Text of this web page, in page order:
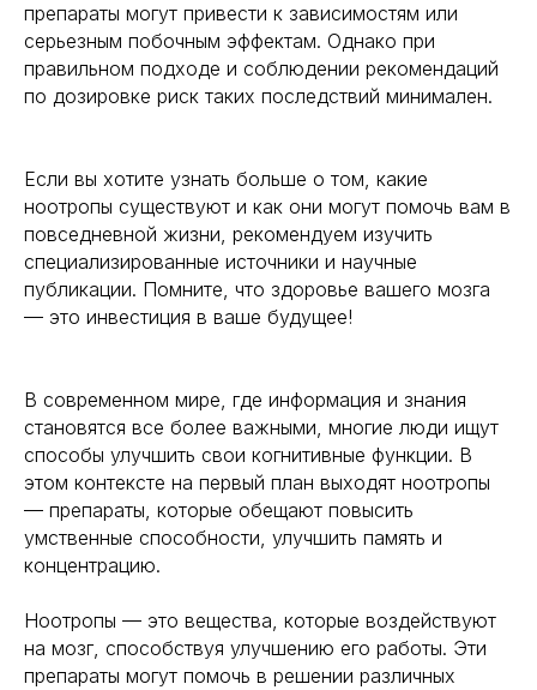
препараты могут привести к зависимостям или
серьезным побочным эффектам. Однако при
правильном подходе и соблюдении рекомендаций
по дозировке риск таких последствий минимален.
Если вы хотите узнать больше о том, какие
ноотропы существуют и как они могут помочь вам в
повседневной жизни, рекомендуем изучить
специализированные источники и научные
публикации. Помните, что здоровье вашего мозга
— это инвестиция в ваше будущее!
В современном мире, где информация и знания
становятся все более важными, многие люди ищут
способы улучшить свои когнитивные функции. В
этом контексте на первый план выходят ноотропы
— препараты, которые обещают повысить
умственные способности, улучшить память и
концентрацию.
Ноотропы — это вещества, которые воздействуют
на мозг, способствуя улучшению его работы. Эти
препараты могут помочь в решении различных